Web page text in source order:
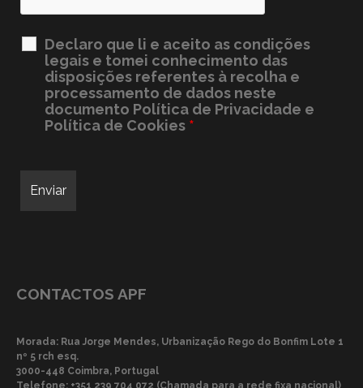
Declaro que li e aceito as condições
legais e tomei conhecimento das
disposições referentes à recolha e
processamento de dados neste
documento Política de Privacidade e
Política de Cookies *
CONTACTOS APF
Morada: Rua Jorge Mendes, Urbanização Rego do Bonfim Lote 1
nº 5 rch esq.
3000-448 Coimbra, Portugal
Telefone: +351 239 704 072 (Chamada para a rede fixa nacional)